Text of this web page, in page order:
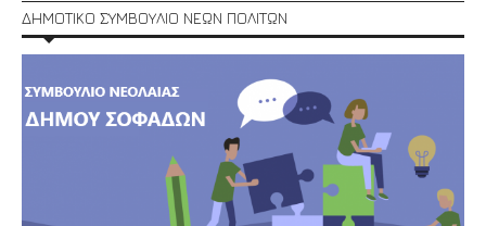
ΔΗΜΟΤΙΚΟ ΣΥΜΒΟΥΛΙΟ ΝΕΩΝ ΠΟΛΙΤΩΝ